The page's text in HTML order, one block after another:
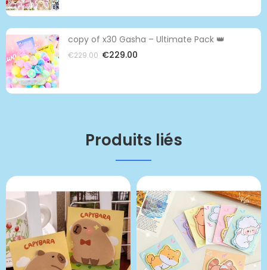
copy of x30 Gasha – Ultimate Pack 👑
€229.00 €229.00
Produits liés